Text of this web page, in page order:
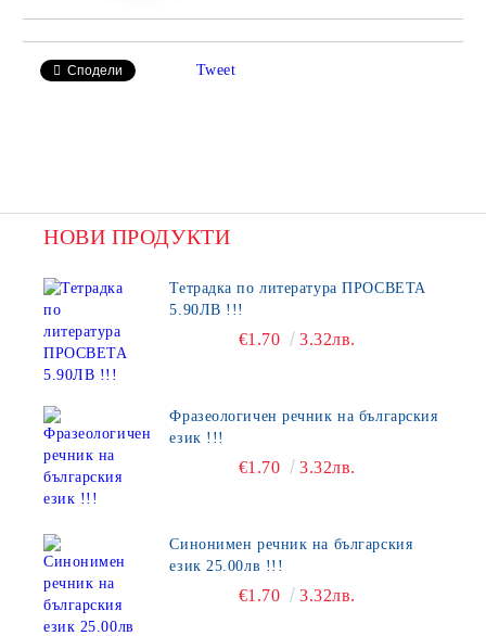
Сподели Tweet
НОВИ ПРОДУКТИ
Тетрадка по литература ПРОСВЕТА
5.90ЛВ !!!
€1.70 3.32лв.
Фразеологичен речник на българския
език !!!
€1.70 3.32лв.
Синонимен речник на българския
език 25.00лв !!!
€1.70 3.32лв.